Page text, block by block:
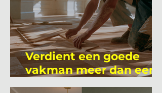
Verdient een goede
vakman meer dan een
gemiddelde